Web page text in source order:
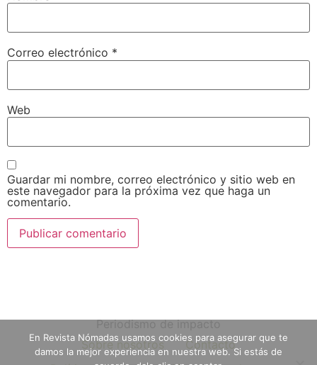
Correo electrónico *
Web
Guardar mi nombre, correo electrónico y sitio web en
este navegador para la próxima vez que haga un
comentario.
Periodismo de impacto
Sobre nosotros
Contacto
En Revista Nómadas usamos cookies para asegurar que te
damos la mejor experiencia en nuestra web. Si estás de